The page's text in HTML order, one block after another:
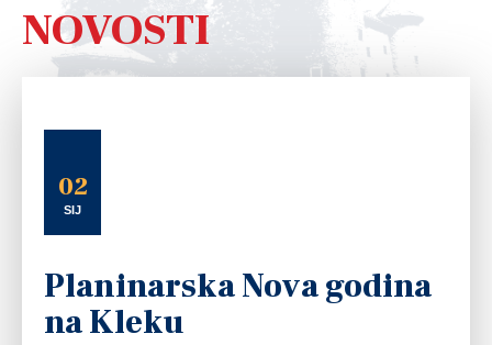
NOVOSTI
02
SIJ
Planinarska Nova godina
na Kleku